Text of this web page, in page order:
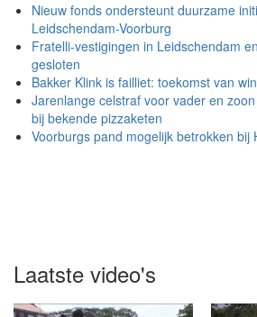
Nieuw fonds ondersteunt duurzame
Leidschendam-Voorburg
Fratelli-vestigingen in Leidschendam
gesloten
Bakker Klink is failliet: toekomst van
Jarenlange celstraf voor vader en
bij bekende pizzaketen
Voorburgs pand mogelijk betrokken bij
Laatste video's